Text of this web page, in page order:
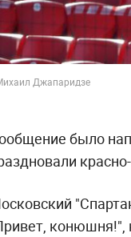
Джапаридзе
было
конюшня!",